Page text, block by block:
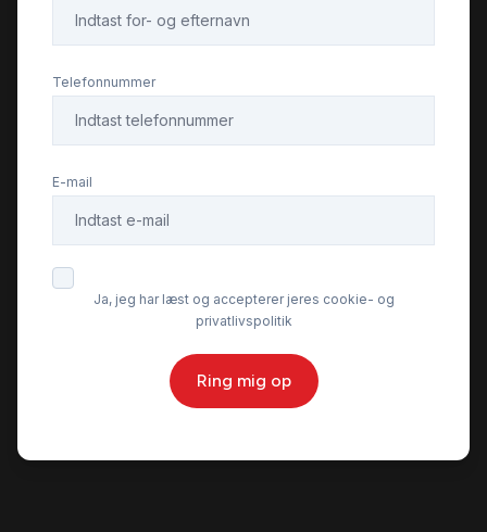
Parkeringssensor bagved
Parkeringssensor foran
Skiltegenkendelse
Telefonnummer
E-mail
Ja, jeg har læst og accepterer jeres cookie- og
privatlivspolitik
Ring mig op